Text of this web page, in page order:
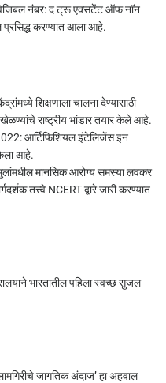
नंबर: द ट्रू एक्सटेंट ऑफ नॉन
करण्यात आला आहे.
शिक्षणाला चालना देण्यासाठी
राष्ट्रीय भांडार तयार केले आहे.
आर्टिफिशियल इंटेलिजेंस इन
आहे.
मानसिक आरोग्य समस्या लवकर
तत्त्वे NCERT द्वारे जारी करण्यात
भारतातील पहिला स्वच्छ सुजल
जागतिक अंदाज’ हा अहवाल